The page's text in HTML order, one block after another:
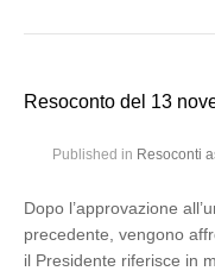
Resoconto del 13
Published in Resoconti
Dopo l’approvazione
precedente, vengono
il Presidente riferisce in